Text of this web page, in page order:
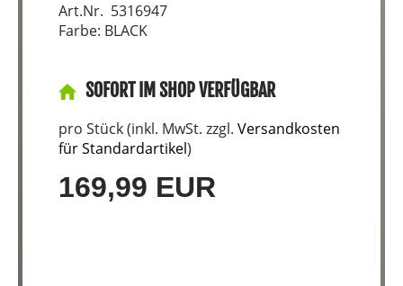
Art.Nr. 5316947
Farbe: BLACK
SOFORT IM SHOP VERFÜGBAR
pro Stück (inkl. MwSt. zzgl. Versandkosten
für Standardartikel)
169,99 EUR